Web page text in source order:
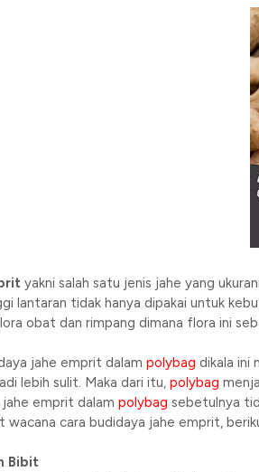
yakni salah satu jenis jahe yang
lantaran tidak hanya dipakai untuk
obat dan rimpang dimana flora ini
jahe emprit dalam polybag dikala ini
lebih sulit. Maka dari itu, polybag
emprit dalam polybag sebetulnya
wacana cara budidaya jahe emprit,
Bibit